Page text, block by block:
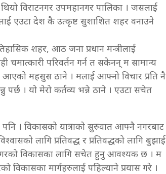
विराटनगर उपमहानगर पालिका । जसलाई
एउटा देश कै उत्कृष्ट सुशाशित शहर वनाउने
शहर, आठ जना प्रधान मन्त्रीलाई
चमात्कारी परिवर्तन गर्न त सकेनन् म सामान्य
महसुस ठाने । मलाई आफ्नो विचार प्रति नै
। यो मेरो कर्तव्य भन्ने ठाने । एउटा सचेत
। विकासको यात्राको सुरुवात आफ्नै नगरबाट
लागि प्रतिवद्ध र प्रतिवद्धको लागि बुझाई
विकासका लागि सचेत हुनु आवश्यक छ । म
मार्गहरुलाई पहिल्याने प्रयास गरे ।